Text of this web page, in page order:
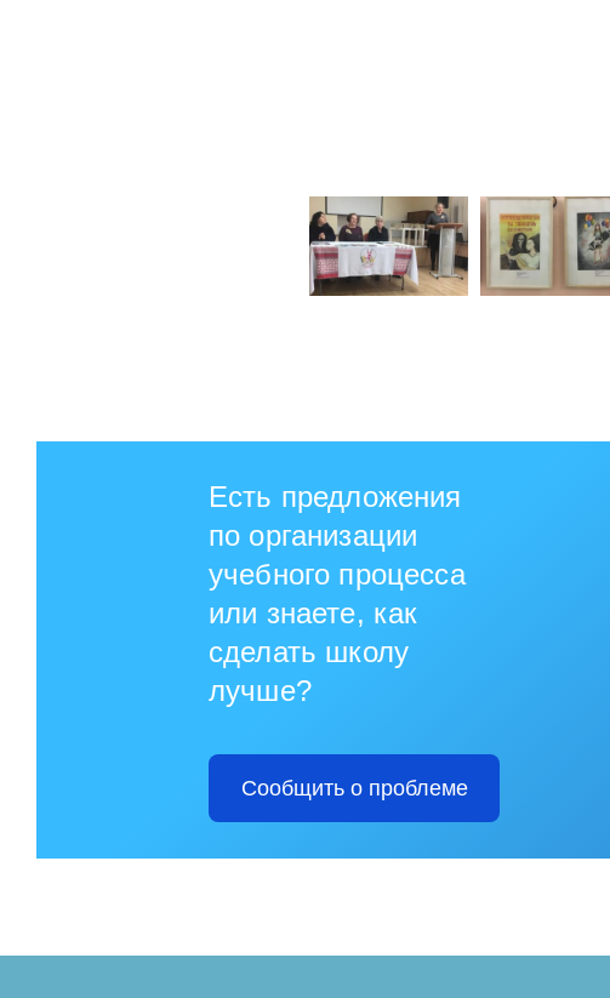
Есть предложения
по организации
учебного процесса
или знаете, как
сделать школу
лучше?
Сообщить о проблеме